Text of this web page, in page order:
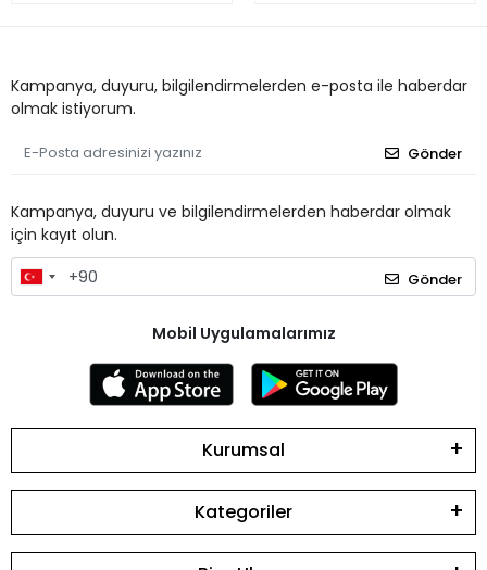
Kampanya, duyuru, bilgilendirmelerden e-posta ile haberdar
olmak istiyorum.
Gönder
Kampanya, duyuru ve bilgilendirmelerden haberdar olmak
için kayıt olun.
Gönder
Mobil Uygulamalarımız
Kurumsal
Kategoriler